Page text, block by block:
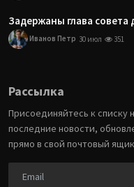
Задержаны глава
Иванов Петр 30 июл 351
Рассылка
Присоединяйтесь к списку
последние новости,
прямо в свой почтовый ящик